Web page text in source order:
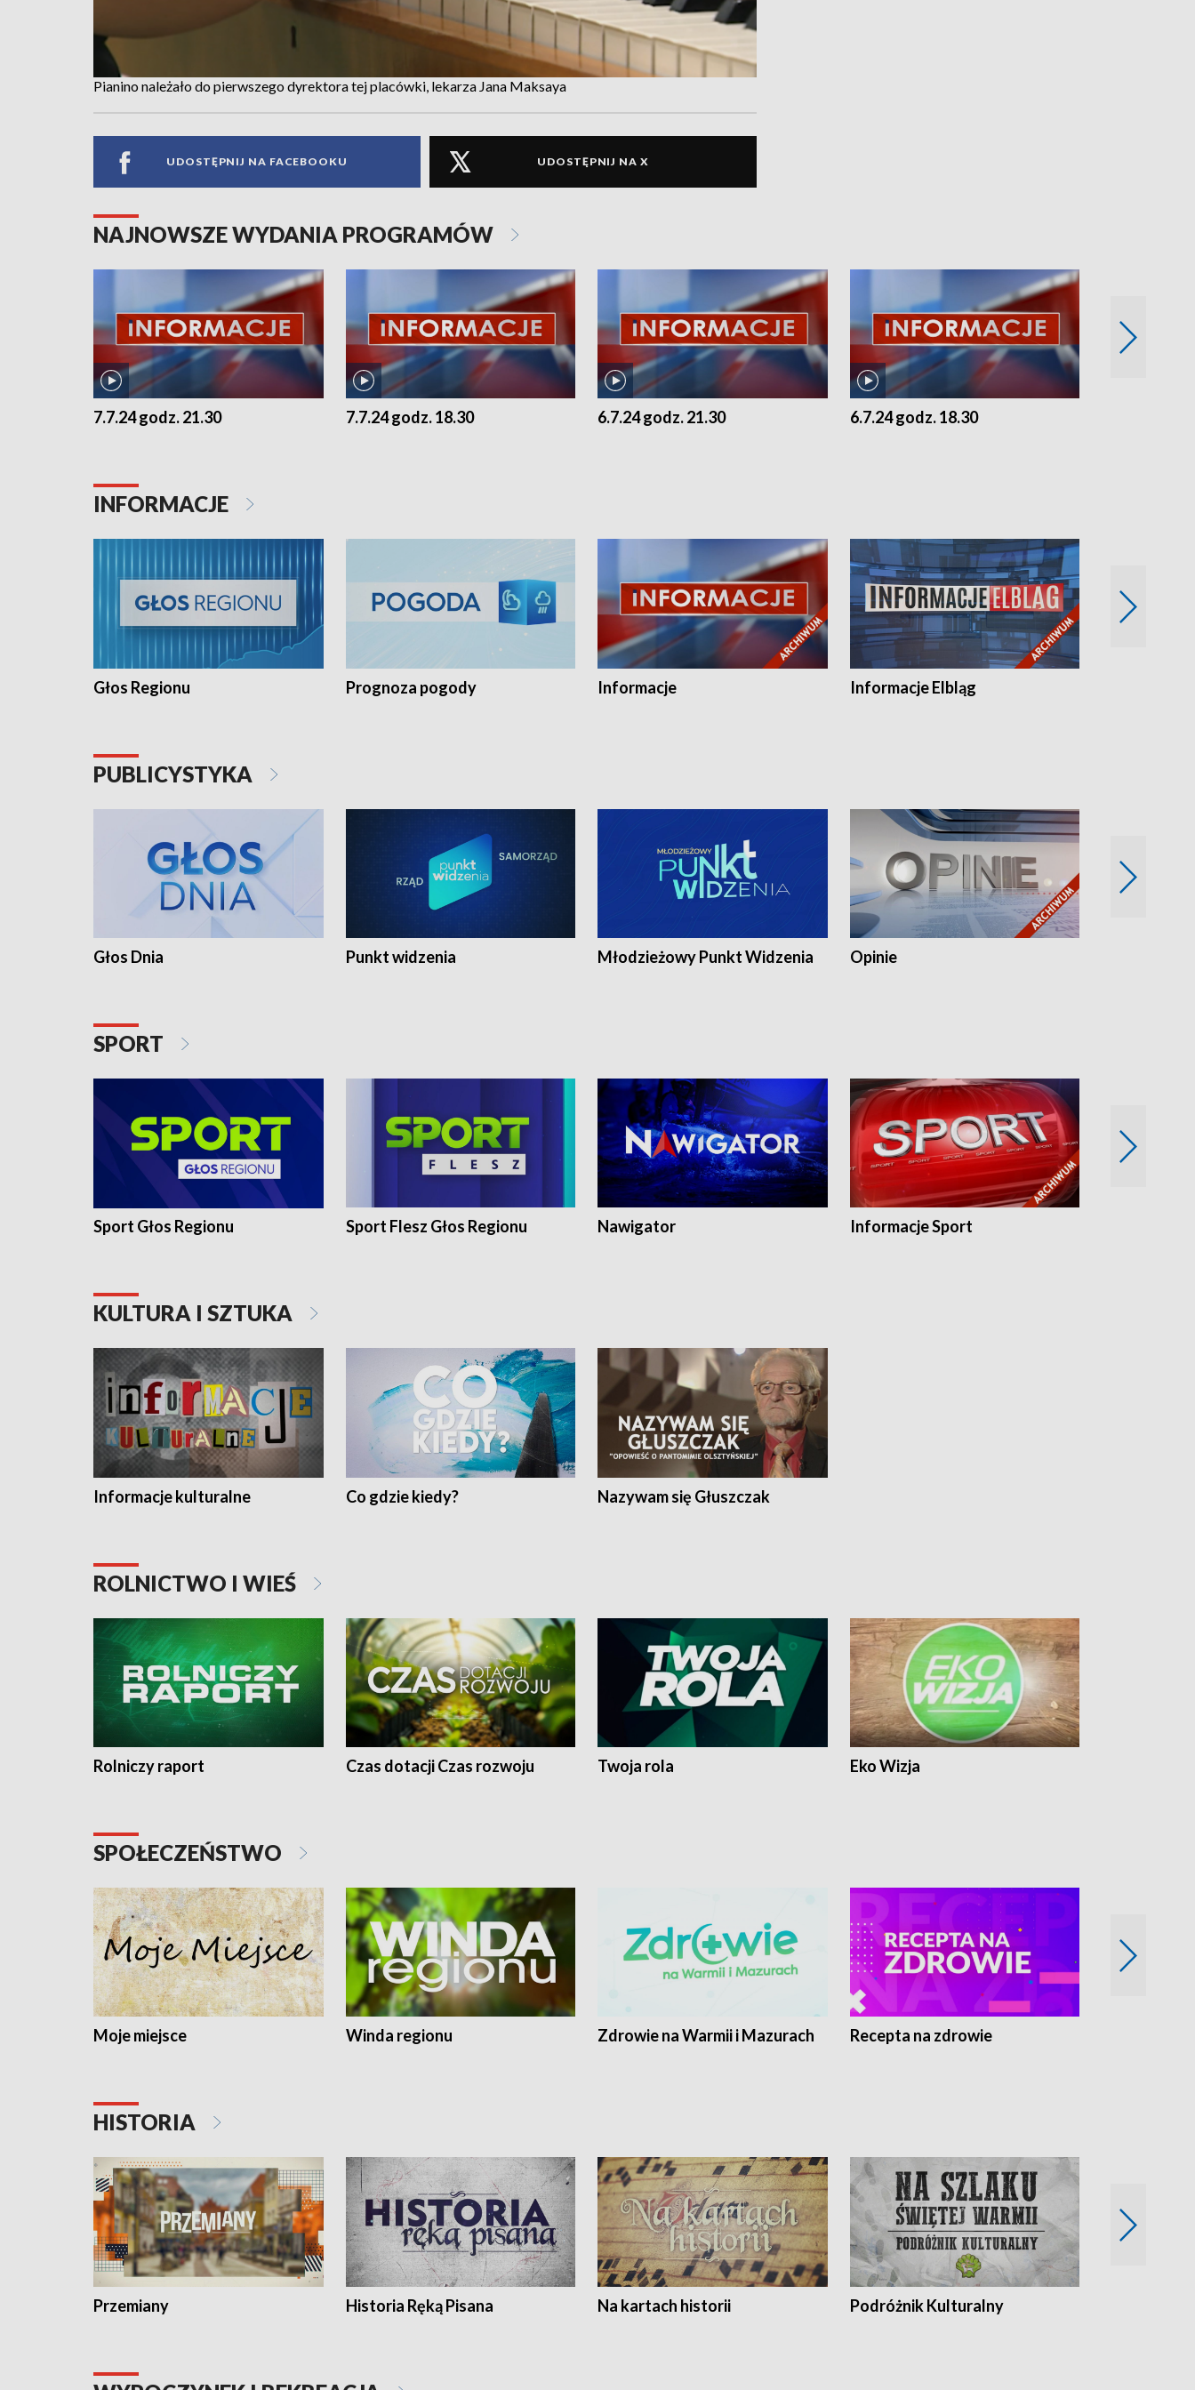
Pianino należało do pierwszego dyrektora tej placówki, lekarza Jana Maksaya
UDOSTĘPNIJ NA FACEBOOKU UDOSTĘPNIJ NA X
NAJNOWSZE WYDANIA PROGRAMÓW
7.7.24 godz. 21.30 7.7.24 godz. 18.30 6.7.24 godz. 21.30 6.7.24 godz. 18.30
INFORMACJE
Głos Regionu Prognoza pogody Informacje Informacje Elbląg
PUBLICYSTYKA
Głos Dnia Punkt widzenia Młodzieżowy Punkt Widzenia Opinie
SPORT
Sport Głos Regionu Sport Flesz Głos Regionu Nawigator Informacje Sport
KULTURA I SZTUKA
Informacje kulturalne Co gdzie kiedy? Nazywam się Głuszczak
ROLNICTWO I WIEŚ
Rolniczy raport Czas dotacji Czas rozwoju Twoja rola Eko Wizja
SPOŁECZEŃSTWO
Moje miejsce Winda regionu Zdrowie na Warmii i Mazurach Recepta na zdrowie
HISTORIA
Przemiany Historia Ręką Pisana Na kartach historii Podróżnik Kulturalny